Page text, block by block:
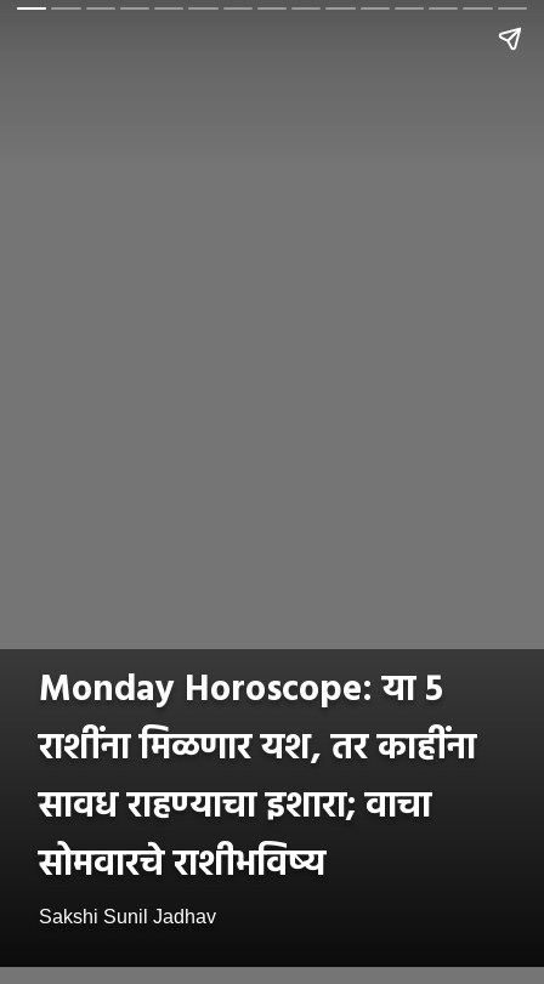
Monday Horoscope: या 5
राशींना मिळणार यश, तर काहींना
सावध राहण्याचा इशारा; वाचा
सोमवारचे राशीभविष्य
Sakshi Sunil Jadhav